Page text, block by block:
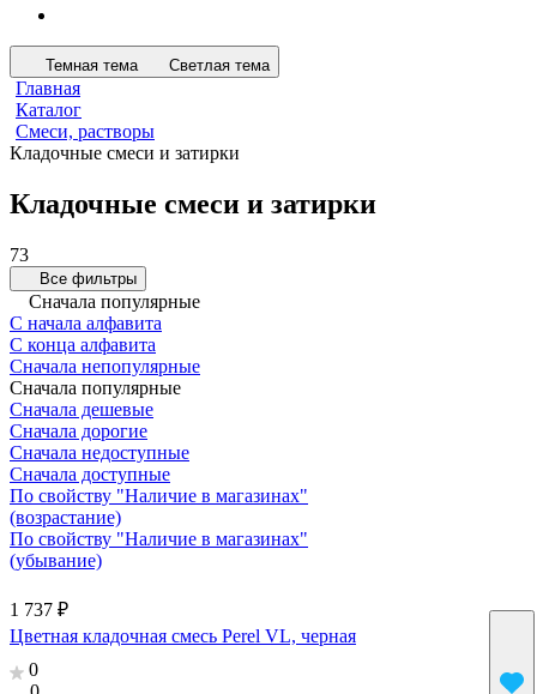
Темная тема Светлая тема
Главная
Каталог
Смеси, растворы
Кладочные смеси и затирки
Кладочные смеси и затирки
73
Все фильтры
Сначала популярные
С начала алфавита
С конца алфавита
Сначала непопулярные
Сначала популярные
Сначала дешевые
Сначала дорогие
Сначала недоступные
Сначала доступные
По свойству "Наличие в магазинах"
(возрастание)
По свойству "Наличие в магазинах"
(убывание)
1 737 ₽
Цветная кладочная смесь Perel VL, черная
0